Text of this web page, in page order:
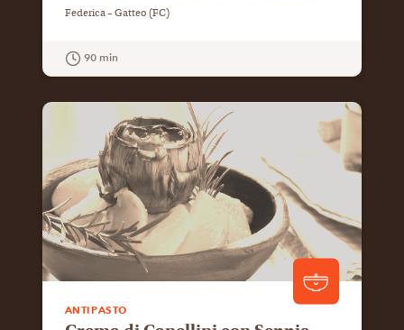
Federica – Gatteo (FC)
90 min
ANTIPASTO